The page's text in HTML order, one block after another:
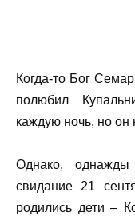
Когда-то Бог
полюбил
каждую ночь, но он
Однако, однажды
свидание 21
родились дети –